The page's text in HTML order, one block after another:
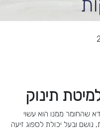
תינוק
שהחומר ממנו הוא עשוי
נושם ובעל יכולת לספוג זיעה